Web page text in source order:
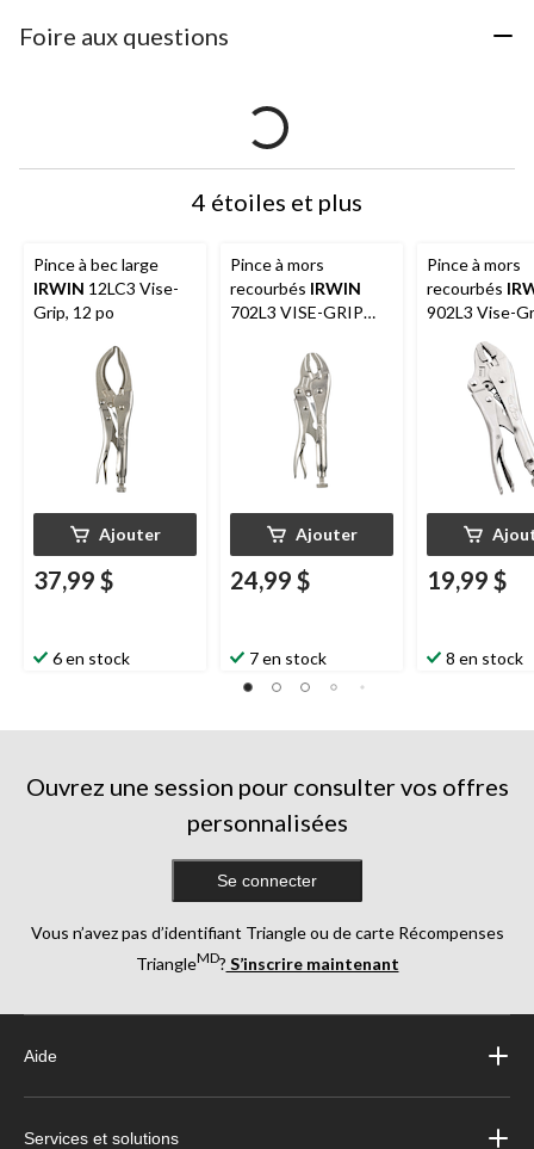
Foire aux questions
4 étoiles et plus
Pince à bec large
IRWIN 12LC3 Vise-
Grip, 12 po
Ajouter
37,99 $
6 en stock
Pince à mors
recourbés IRWIN
702L3 VISE-GRIP
mâchoire de 1-1/2 po,
Ajouter
24,99 $
7 en stock
Pince à mors
recourbés
902L3 Vise-
mâchoire de
19,99 $
8 en stock
Ouvrez une session pour consulter vos offres
personnalisées
Se connecter
Vous n’avez pas d’identifiant Triangle ou de carte Récompenses
TriangleMD? S’inscrire maintenant
Aide
Services et solutions